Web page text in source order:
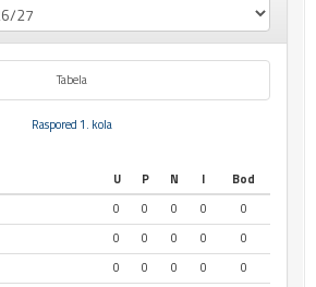
Tabela
Raspored 1. kola
U P N I
Bod
0 0 0 0
0
0 0 0 0
0
0 0 0 0
0